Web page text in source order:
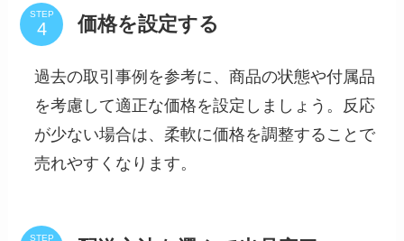
STEP 価格を設定する
過去の取引事例を参考に、商品の状態や付属品
を考慮して適正な価格を設定しましょう。反応
が少ない場合は、柔軟に価格を調整することで
売れやすくなります。
STEP